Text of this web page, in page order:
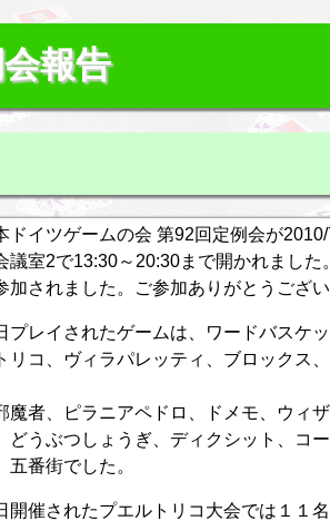
報告
ドイツゲームの会 第92回定例会が
議室2で13:30～20:30まで開かれました
加されました。ご参加ありがとうござい
プレイされたゲームは、ワードバスケ
リコ、ヴィラパレッティ、ブロックス
魔者、ピラニアペドロ、ドメモ、ウィ
どうぶつしょうぎ、ディクシット、コ
五番街でした。
開催されたプエルトリコ大会では１１